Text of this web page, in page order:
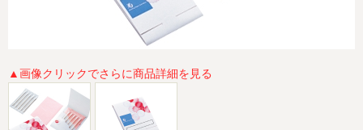
著作権と推奨環境について
よくある質問 採用情報
会社概要
▲画像クリックでさらに商品詳細を見る